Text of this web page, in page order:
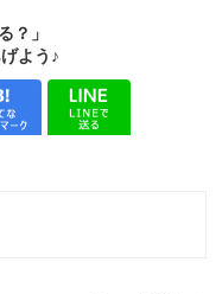
？」
よう♪